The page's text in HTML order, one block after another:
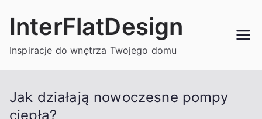
InterFlatDesign
Inspiracje do wnętrza Twojego domu
Jak działają nowoczesne pompy
ciepła?